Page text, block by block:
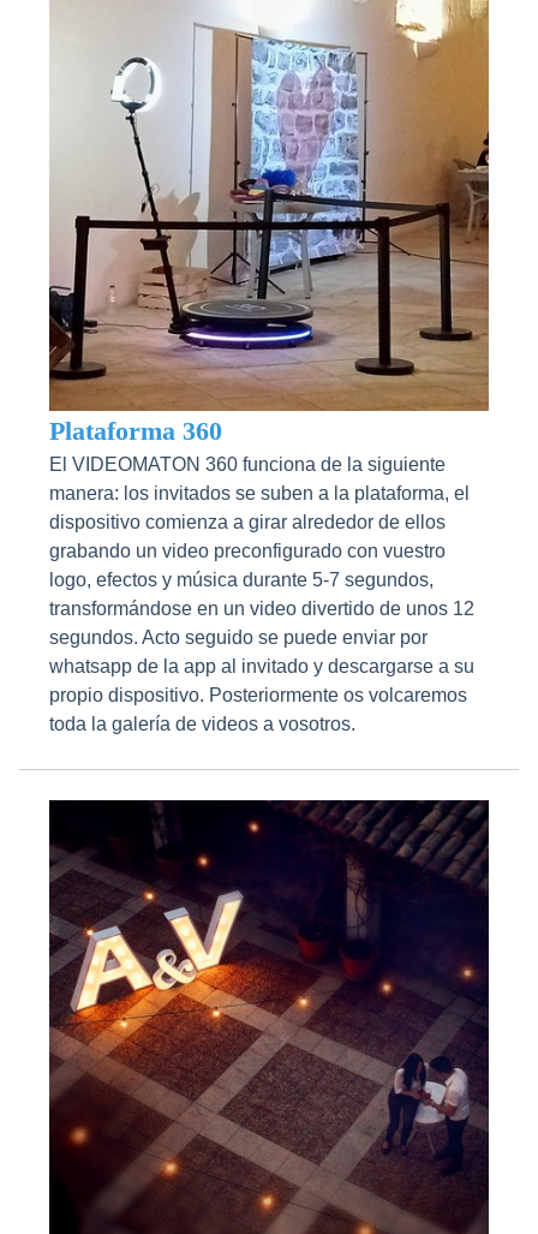
Plataforma 360
El VIDEOMATON 360 funciona de la siguiente
manera: los invitados se suben a la plataforma, el
dispositivo comienza a girar alrededor de ellos
grabando un video preconfigurado con vuestro
logo, efectos y música durante 5-7 segundos,
transformándose en un video divertido de unos 12
segundos. Acto seguido se puede enviar por
whatsapp de la app al invitado y descargarse a su
propio dispositivo. Posteriormente os volcaremos
toda la galería de videos a vosotros.